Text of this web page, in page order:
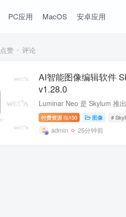
PC应用 MacOS 安卓应用
点赞 评论
AI智能图像编辑软件
v1.28.0
付费资源 150 图像 #
admin 25分钟前